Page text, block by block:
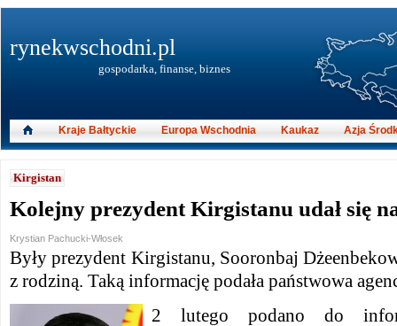
Kirgistan
Kolejny prezydent Kirgistanu udał się
Krystian Pachucki-Włosek
Były prezydent Kirgistanu, Sooronbaj
z rodziną. Taką informację podała państwowa
2 lutego podano do
rynekwschodni.pl
gospodarka, finanse, biznes
Kraje Bałtyckie Europa Wschodnia Kaukaz Azja